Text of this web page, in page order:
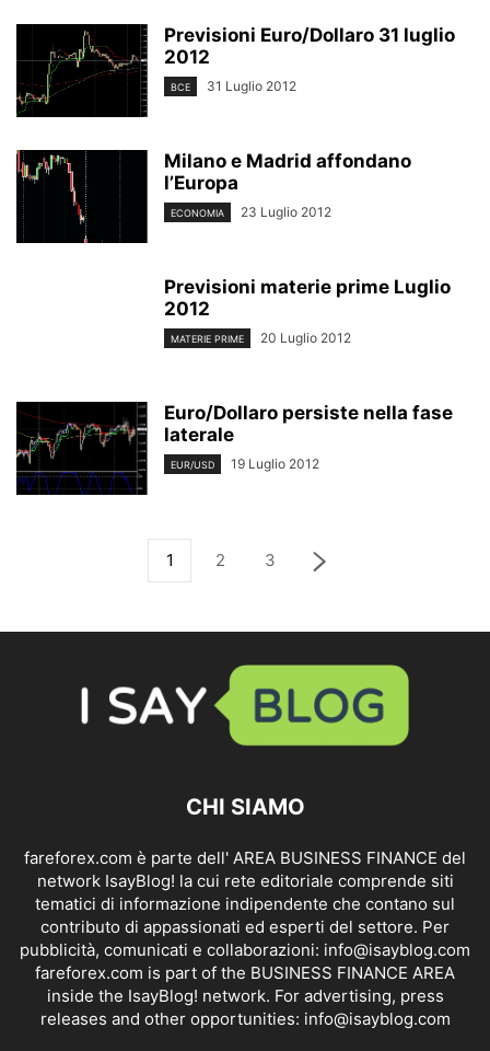
Previsioni Euro/Dollaro 31 luglio
2012
BCE 31 Luglio 2012
Milano e Madrid affondano
l’Europa
ECONOMIA 23 Luglio 2012
Previsioni materie prime Luglio
2012
MATERIE PRIME 20 Luglio 2012
Euro/Dollaro persiste nella fase
laterale
EUR/USD 19 Luglio 2012
1 2 3
CHI SIAMO
fareforex.com è parte dell' AREA BUSINESS FINANCE del
network IsayBlog! la cui rete editoriale comprende siti
tematici di informazione indipendente che contano sul
contributo di appassionati ed esperti del settore. Per
pubblicità, comunicati e collaborazioni: info@isayblog.com
fareforex.com is part of the BUSINESS FINANCE AREA
inside the IsayBlog! network. For advertising, press
releases and other opportunities: info@isayblog.com